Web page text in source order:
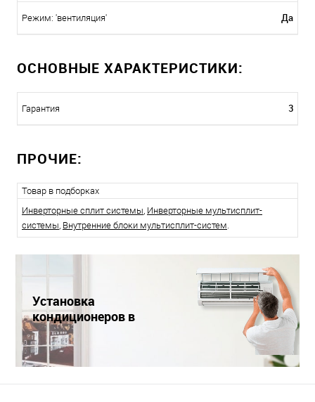
Режим: 'вентиляция' Да
ОСНОВНЫЕ ХАРАКТЕРИСТИКИ:
Гарантия 3
ПРОЧИЕ:
Товар в подборках
Инверторные сплит системы, Инверторные мультисплит-
системы, Внутренние блоки мультисплит-систем.
Установка
кондиционеров в
Краснодаре